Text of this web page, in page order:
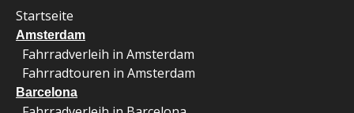
Startseite
Amsterdam
Fahrradverleih in Amsterdam
Fahrradtouren in Amsterdam
Barcelona